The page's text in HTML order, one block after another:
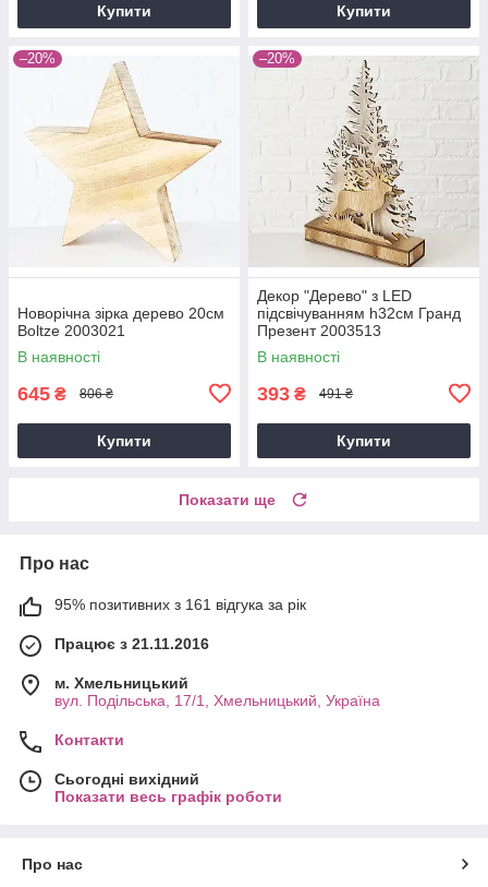
Купити Купити
–20%
Новорічна зірка дерево 20см
Boltze 2003021
В наявності
645 ₴ 806 ₴
Купити
–20%
Декор "Дерево" з LED
підсвічуванням h32см Гранд
Презент 2003513
В наявності
393 ₴ 491 ₴
Купити
Показати ще
Про нас
95% позитивних з 161 відгука за рік
Працює з 21.11.2016
м. Хмельницький
вул. Подільська, 17/1, Хмельницький, Україна
Контакти
Сьогодні вихідний
Показати весь графік роботи
Про нас